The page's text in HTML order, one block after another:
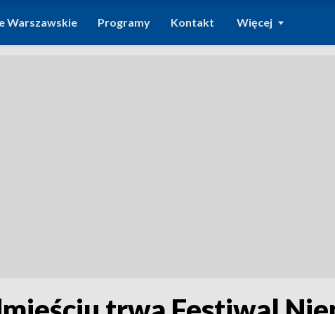
Warszawskie Programy Kontakt Więcej